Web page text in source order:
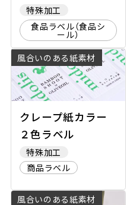
特殊加工
食品ラベル（食品シ
ール）
風合いのある紙素材
クレープ紙カラー
２色ラベル
特殊加工
商品ラベル
風合いのある紙素材